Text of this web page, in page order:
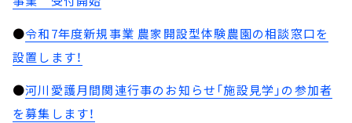
●令和7年度新規事業 農家開設型体験農園の相談窓口を
設置します！
●河川愛護月間関連行事のお知らせ「施設見学」の参加者
を募集します！